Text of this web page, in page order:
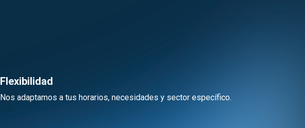
Flexibilidad
Nos adaptamos a tus horarios, necesidades y sector específico.